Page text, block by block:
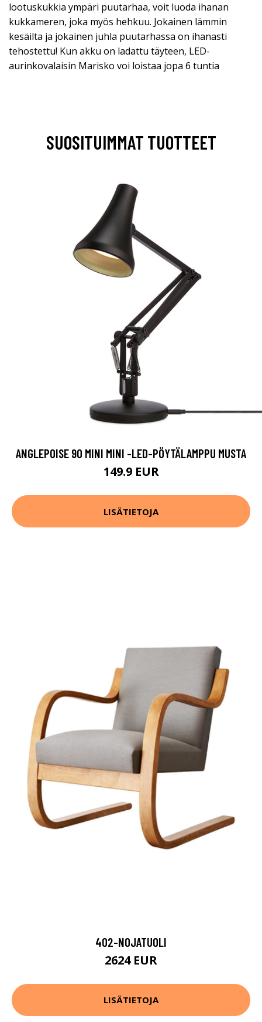
lootuskukkia ympäri puutarhaa, voit luoda ihanan
kukkameren, joka myös hehkuu. Jokainen lämmin
kesäilta ja jokainen juhla puutarhassa on ihanasti
tehostettu! Kun akku on ladattu täyteen, LED-
aurinkovalaisin Marisko voi loistaa jopa 6 tuntia
SUOSITUIMMAT TUOTTEET
ANGLEPOISE 90 MINI MINI -LED-PÖYTÄLAMPPU MUSTA
149.9 EUR
LISÄTIETOJA
402-NOJATUOLI
2624 EUR
LISÄTIETOJA